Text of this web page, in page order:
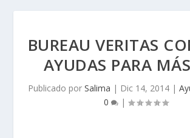
BUREAU VERITAS
AYUDAS PARA
Publicado por Salima | Dic 14, 2014 |
0
|